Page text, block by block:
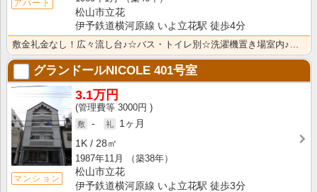
アパート
松山市立花
伊予鉄道横河原線 いよ立花駅 徒歩4分
グランドールNICOLE 401号室
マンション
3.1万円
3000円
-
1ヶ月
1K
28㎡
1987年11月
（築38年）
松山市立花
伊予鉄道横河原線 いよ立花駅 徒歩3分